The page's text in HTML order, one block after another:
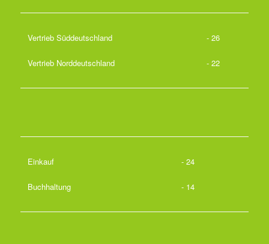
Vertrieb Süddeutschland - 26
Vertrieb Norddeutschland - 22
Einkauf - 24
Buchhaltung - 14